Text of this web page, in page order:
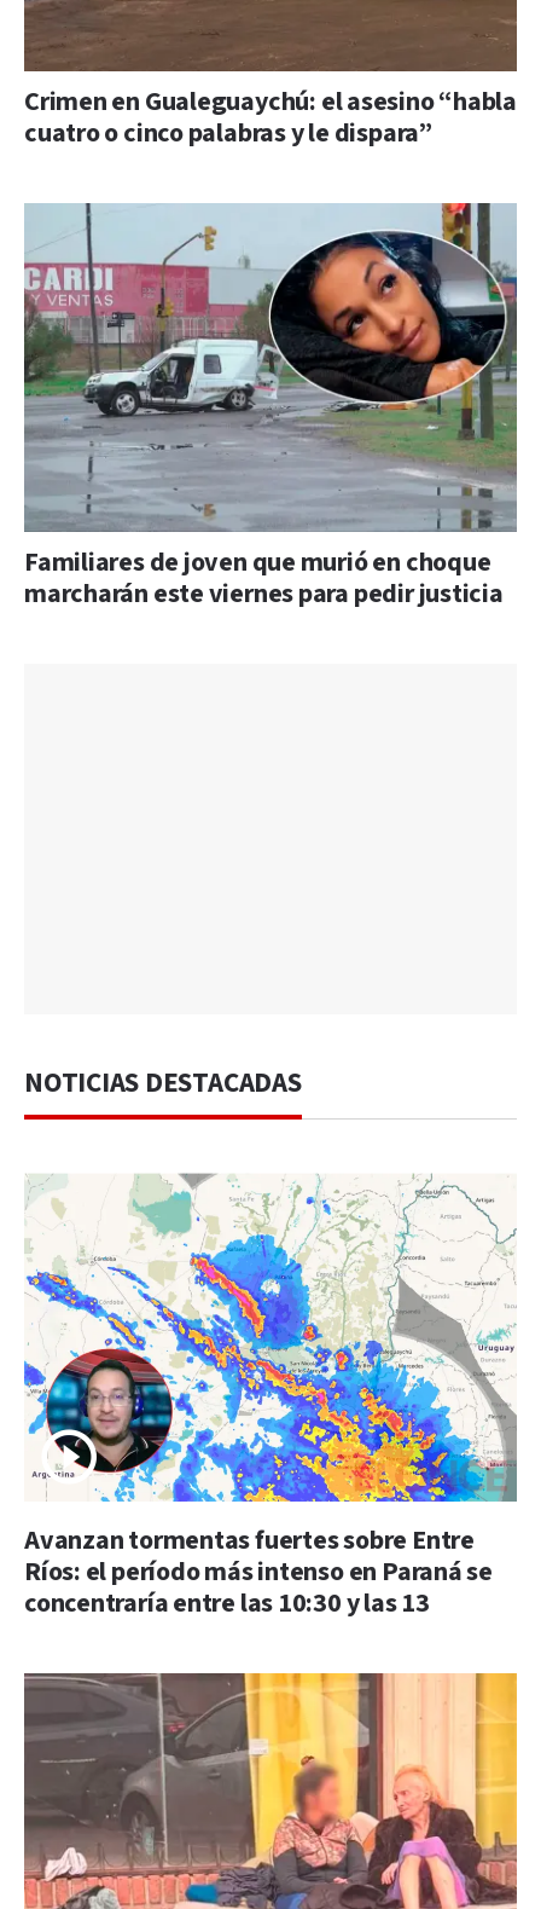
Crimen en Gualeguaychú: el asesino “habla
cuatro o cinco palabras y le dispara”
Familiares de joven que murió en choque
marcharán este viernes para pedir justicia
NOTICIAS DESTACADAS
Avanzan tormentas fuertes sobre Entre
Ríos: el período más intenso en Paraná se
concentraría entre las 10:30 y las 13